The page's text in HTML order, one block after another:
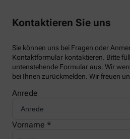
Kontaktieren Sie uns
Sie können uns bei Fragen oder
Kontaktformular kontaktieren. Bitte
untenstehende Formular aus. Wir
bei Ihnen zurückmelden. Wir freuen
Anrede
Vorname *